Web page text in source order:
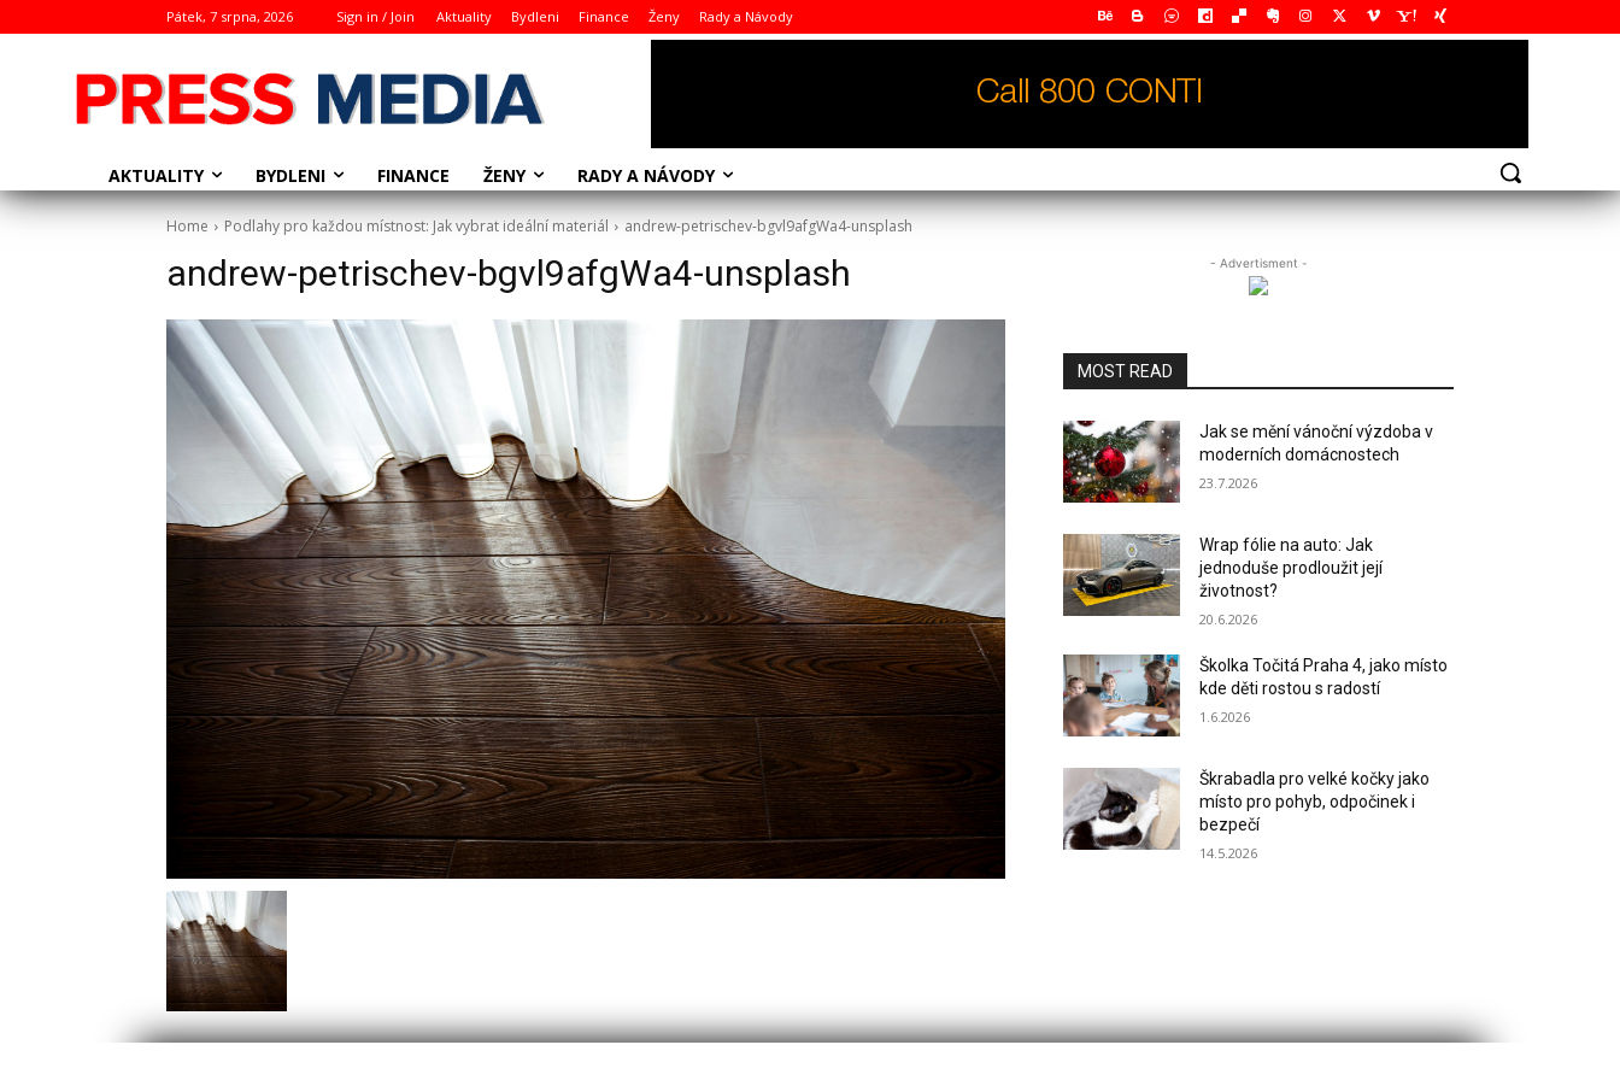
Pátek, 7 srpna, 2026 Sign in / Join Aktuality Bydleni Finance Ženy Rady a Návody
AKTUALITY BYDLENI FINANCE ŽENY RADY A NÁVODY
Home Podlahy pro každou místnost: Jak vybrat ideální materiál andrew-petrischev-bgvl9afgWa4-unsplash
andrew-petrischev-bgvl9afgWa4-unsplash - Advertisment -
MOST READ
Jak se mění vánoční výzdoba v
moderních domácnostech
23.7.2026
Wrap fólie na auto: Jak
jednoduše prodloužit její
životnost?
20.6.2026
Školka Točitá Praha 4, jako místo
kde děti rostou s radostí
1.6.2026
Škrabadla pro velké kočky jako
místo pro pohyb, odpočinek i
bezpečí
14.5.2026